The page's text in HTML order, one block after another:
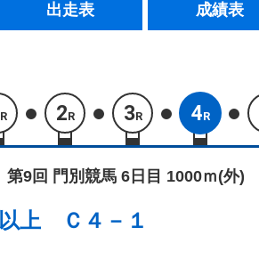
出走表 成績表
R 2R 3R 4R
第9回 門別競馬 6日目 1000ｍ(外)
上 Ｃ４－１